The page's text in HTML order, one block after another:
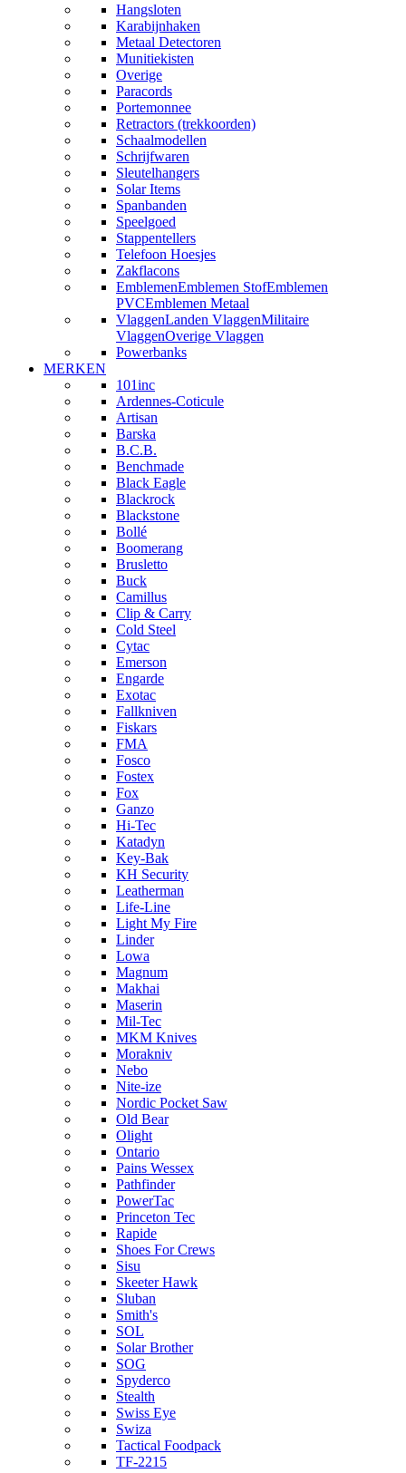
Hangsloten
Karabijnhaken
Metaal Detectoren
Munitiekisten
Overige
Paracords
Portemonnee
Retractors (trekkoorden)
Schaalmodellen
Schrijfwaren
Sleutelhangers
Solar Items
Spanbanden
Speelgoed
Stappentellers
Telefoon Hoesjes
Zakflacons
EmblemenEmblemen StofEmblemen
PVCEmblemen Metaal
VlaggenLanden VlaggenMilitaire
VlaggenOverige Vlaggen
Powerbanks
MERKEN
101inc
Ardennes-Coticule
Artisan
Barska
B.C.B.
Benchmade
Black Eagle
Blackrock
Blackstone
Bollé
Boomerang
Brusletto
Buck
Camillus
Clip & Carry
Cold Steel
Cytac
Emerson
Engarde
Exotac
Fallkniven
Fiskars
FMA
Fosco
Fostex
Fox
Ganzo
Hi-Tec
Katadyn
Key-Bak
KH Security
Leatherman
Life-Line
Light My Fire
Linder
Lowa
Magnum
Makhai
Maserin
Mil-Tec
MKM Knives
Morakniv
Nebo
Nite-ize
Nordic Pocket Saw
Old Bear
Olight
Ontario
Pains Wessex
Pathfinder
PowerTac
Princeton Tec
Rapide
Shoes For Crews
Sisu
Skeeter Hawk
Sluban
Smith's
SOL
Solar Brother
SOG
Spyderco
Stealth
Swiss Eye
Swiza
Tactical Foodpack
TF-2215